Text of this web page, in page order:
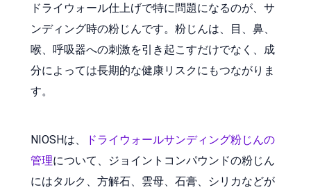
ドライウォール仕上げで特に問題になるのが、サ
ンディング時の粉じんです。粉じんは、目、鼻、
喉、呼吸器への刺激を引き起こすだけでなく、成
分によっては長期的な健康リスクにもつながりま
す。
NIOSHは、
ドライウォールサンディング粉じんの
管理について、ジョイントコンパウンドの粉じん
にはタルク、方解石、雲母、石膏、シリカなどが